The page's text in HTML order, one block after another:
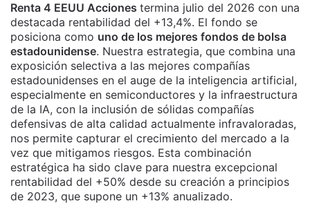
Renta 4 EEUU Acciones termina julio del 2026 con una
destacada rentabilidad del +13,4%. El fondo se
posiciona como uno de los mejores fondos de bolsa
estadounidense. Nuestra estrategia, que combina una
exposición selectiva a las mejores compañías
estadounidenses en el auge de la inteligencia artificial,
especialmente en semiconductores y la infraestructura
de la IA, con la inclusión de sólidas compañías
defensivas de alta calidad actualmente infravaloradas,
nos permite capturar el crecimiento del mercado a la
vez que mitigamos riesgos. Esta combinación
estratégica ha sido clave para nuestra excepcional
rentabilidad del +50% desde su creación a principios
de 2023, que supone un +13% anualizado.